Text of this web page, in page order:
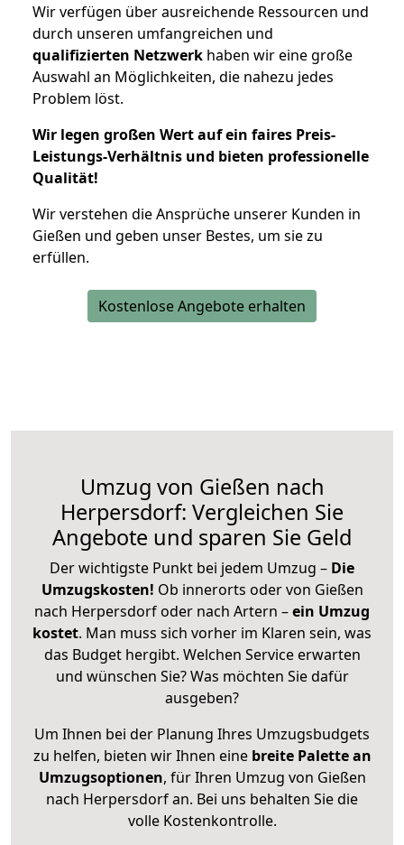
Wir verfügen über ausreichende Ressourcen und
durch unseren umfangreichen und
qualifizierten Netzwerk haben wir eine große
Auswahl an Möglichkeiten, die nahezu jedes
Problem löst.
Wir legen großen Wert auf ein faires Preis-
Leistungs-Verhältnis und bieten professionelle
Qualität!
Wir verstehen die Ansprüche unserer Kunden in
Gießen und geben unser Bestes, um sie zu
erfüllen.
Kostenlose Angebote erhalten
Umzug von Gießen nach
Herpersdorf: Vergleichen Sie
Angebote und sparen Sie Geld
Der wichtigste Punkt bei jedem Umzug – Die
Umzugskosten! Ob innerorts oder von Gießen
nach Herpersdorf oder nach Artern –ein Umzug
kostet. Man muss sich vorher im Klaren sein, was
das Budget hergibt. Welchen Service erwarten
und wünschen Sie? Was möchten Sie dafür
ausgeben?
Um Ihnen bei der Planung Ihres Umzugsbudgets
zu helfen, bieten wir Ihnen eine breite Palette an
Umzugsoptionen, für Ihren Umzug von Gießen
nach Herpersdorf an. Bei uns behalten Sie die
volle Kostenkontrolle.